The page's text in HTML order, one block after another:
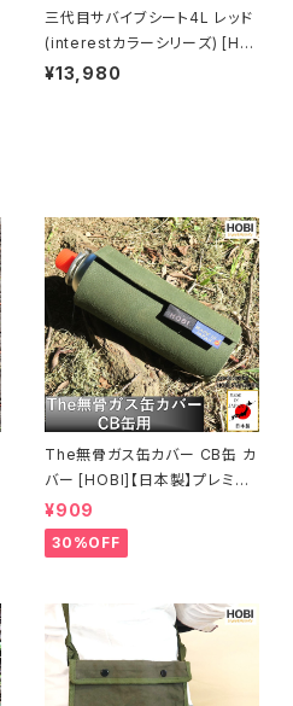
三代目サバイブシート4L レッド
(interestカラーシリーズ) [HO
BI]【日本製】極軽上質帆布 グラ
¥13,980
The無骨ガス缶カバー CB缶 カ
バー [HOBI]【日本製】プレミア
ム帆布ナロー [無骨でタフ] キャ
ンプ ホビ オリーブドラブ [MAD
E IN JAPAN]
¥909
30%OFF